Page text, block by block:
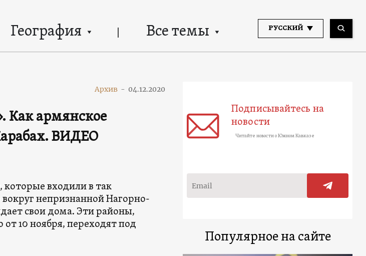
География Все темы РУССКИЙ
Архив - 04.12.2020
Как армянское
ВИДЕО
входили в так
непризнанной Нагорно-
свои дома. Эти районы,
10 ноября, переходят под
Подписывайтесь на
новости
Читайте новости о Южном Кавказе
Популярное на сайте